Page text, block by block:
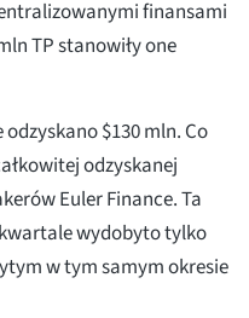
finansami
TP stanowiły one
$130 mln. Co
odzyskanej
Euler Finance. Ta
wydobyto tylko
w tym samym okresie